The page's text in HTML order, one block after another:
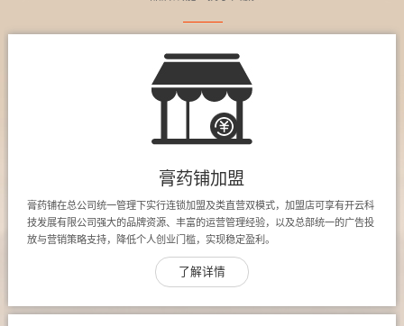
膏药铺加盟
膏药铺在总公司统一管理下实行连锁加盟及类直营双模式，加盟店可享有开云科
技发展有限公司强大的品牌资源、丰富的运营管理经验，以及总部统一的广告投
放与营销策略支持，降低个人创业门槛，实现稳定盈利。
了解详情